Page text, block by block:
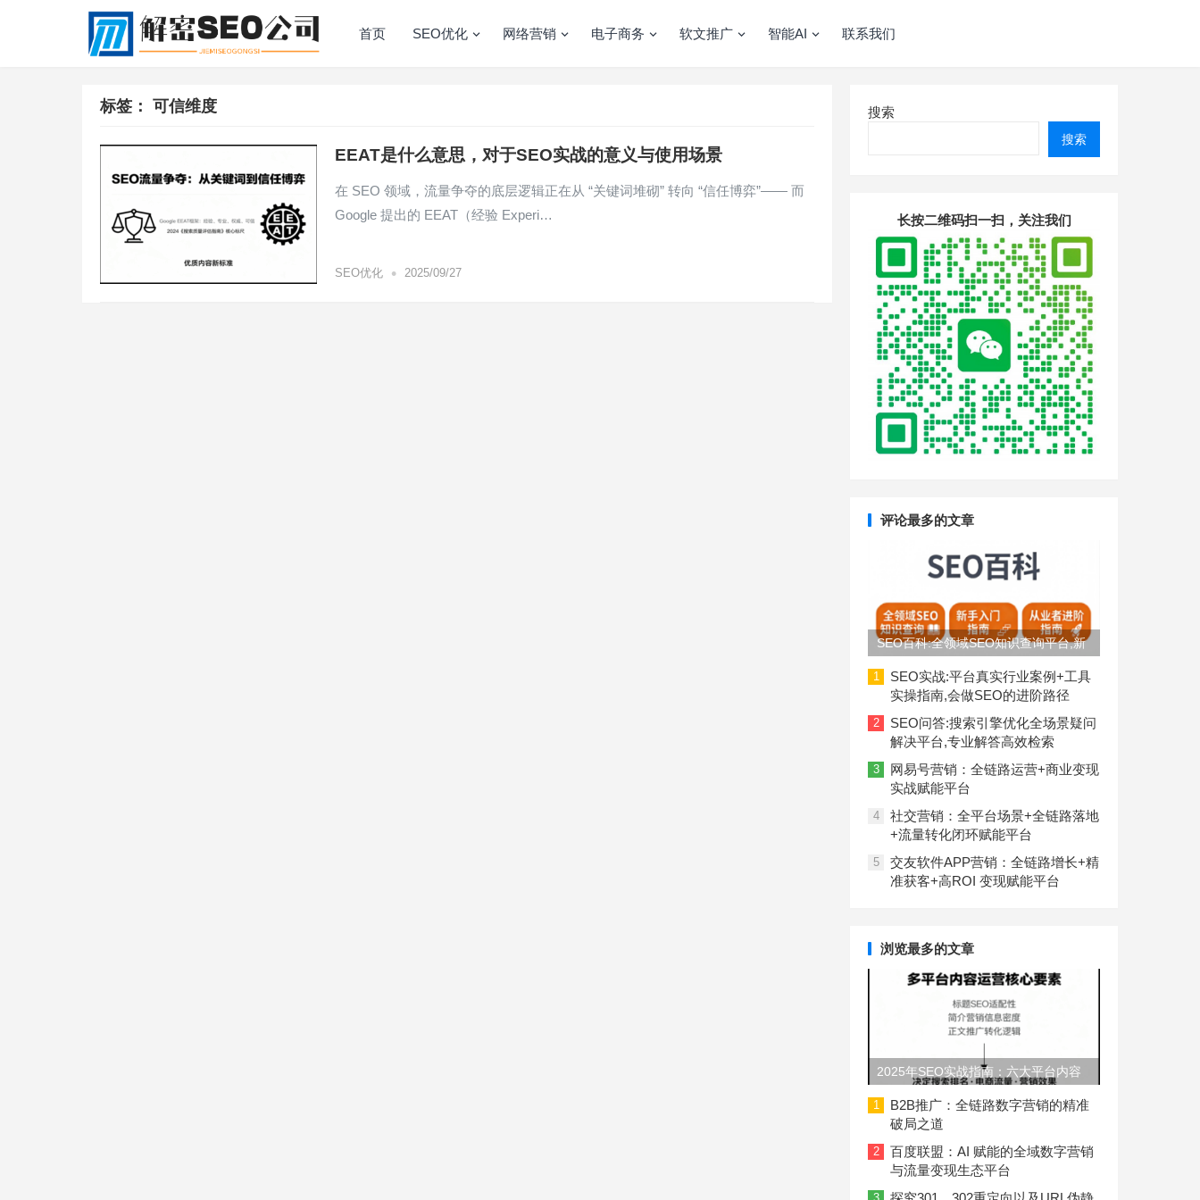
首页 SEO优化 网络营销 电子商务 软文推广 智能AI 联系我们
标签： 可信维度
EEAT是什么意思，对于SEO实战的意义与使用场景
在 SEO 领域，流量争夺的底层逻辑正在从 “关键词堆砌” 转向 “信任博弈”—— 而
Google 提出的 EEAT（经验 Experi…
SEO优化 • 2025/09/27
搜索
搜索
长按二维码扫一扫，关注我们
评论最多的文章
SEO百科:全领域SEO知识查询平台,新
手入门到从业者进阶指南
1
SEO实战:平台真实行业案例+工具
实操指南,会做SEO的进阶路径
2
SEO问答:搜索引擎优化全场景疑问
解决平台,专业解答高效检索
3
网易号营销：全链路运营+商业变现
实战赋能平台
4
社交营销：全平台场景+全链路落地
+流量转化闭环赋能平台
5
交友软件APP营销：全链路增长+精
准获客+高ROI 变现赋能平台
浏览最多的文章
2025年SEO实战指南：六大平台内容
长度与结构规范
1
B2B推广：全链路数字营销的精准
破局之道
2
百度联盟：AI 赋能的全域数字营销
与流量变现生态平台